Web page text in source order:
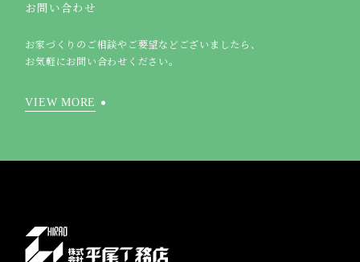
お問い合わせ
お家づくりのご相談やご要望などございましたら、
お気軽にお問い合わせください。
VIEW MORE